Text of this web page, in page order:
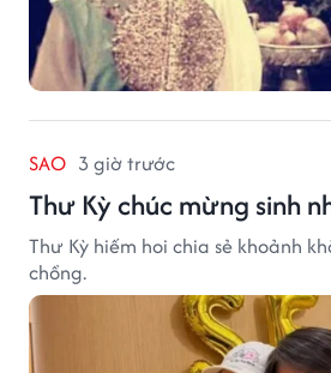
SAO 3 giờ trước
Thư Kỳ chúc mừng sinh
Thư Kỳ hiếm hoi chia sẻ khoảnh
chồng.